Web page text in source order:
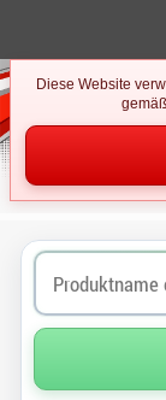
Diese Website